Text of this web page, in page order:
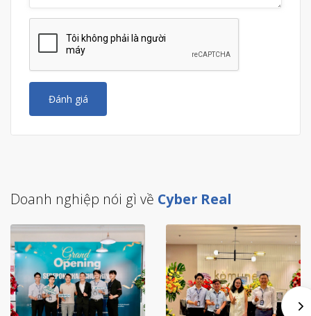
Đánh giá
Doanh nghiệp nói gì về Cyber Real